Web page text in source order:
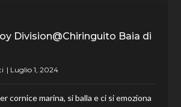
Division@Chiringuito Baia di
cornice marina, si balla e ci si emoziona